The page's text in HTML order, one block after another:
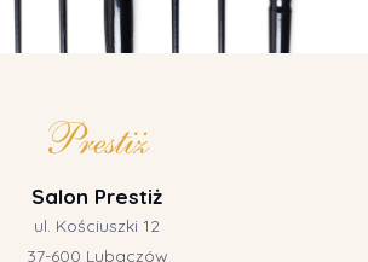
Salon Prestiż
ul. Kościuszki 12
37-600 Lubaczów